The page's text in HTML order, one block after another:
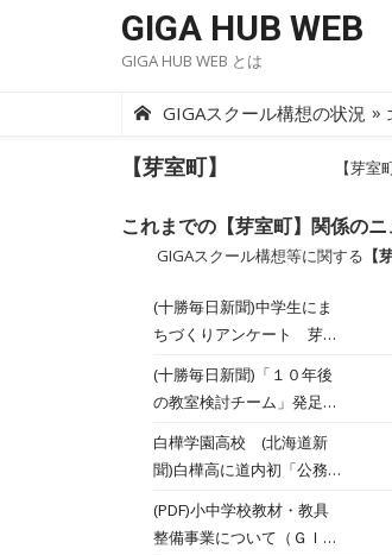
GIGA HUB WEB
GIGA HUB WEB とは
GIGAスクール構想の状況 »
【芽室町】 【芽
これまでの【芽室町】関係の
GIGAスクール構想等に関する 【
(十勝毎日新聞)中学生にま
ちづくりアンケート 芽室
(十勝毎日新聞)「１０年後
の教室検討チーム」発足
白樺学園高校 (北海道新
聞)白樺高に道内初「公務員
試験科目を学習
(PDF)小中学校教材・教具
整備事業について（ＧＩＧ